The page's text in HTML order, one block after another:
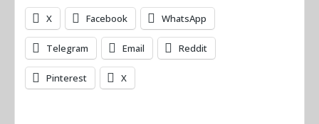
X Facebook WhatsApp
Telegram Email Reddit
Pinterest X